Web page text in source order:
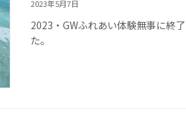
2023年5月7日
2023・GWふれあい体験無事に終
た。